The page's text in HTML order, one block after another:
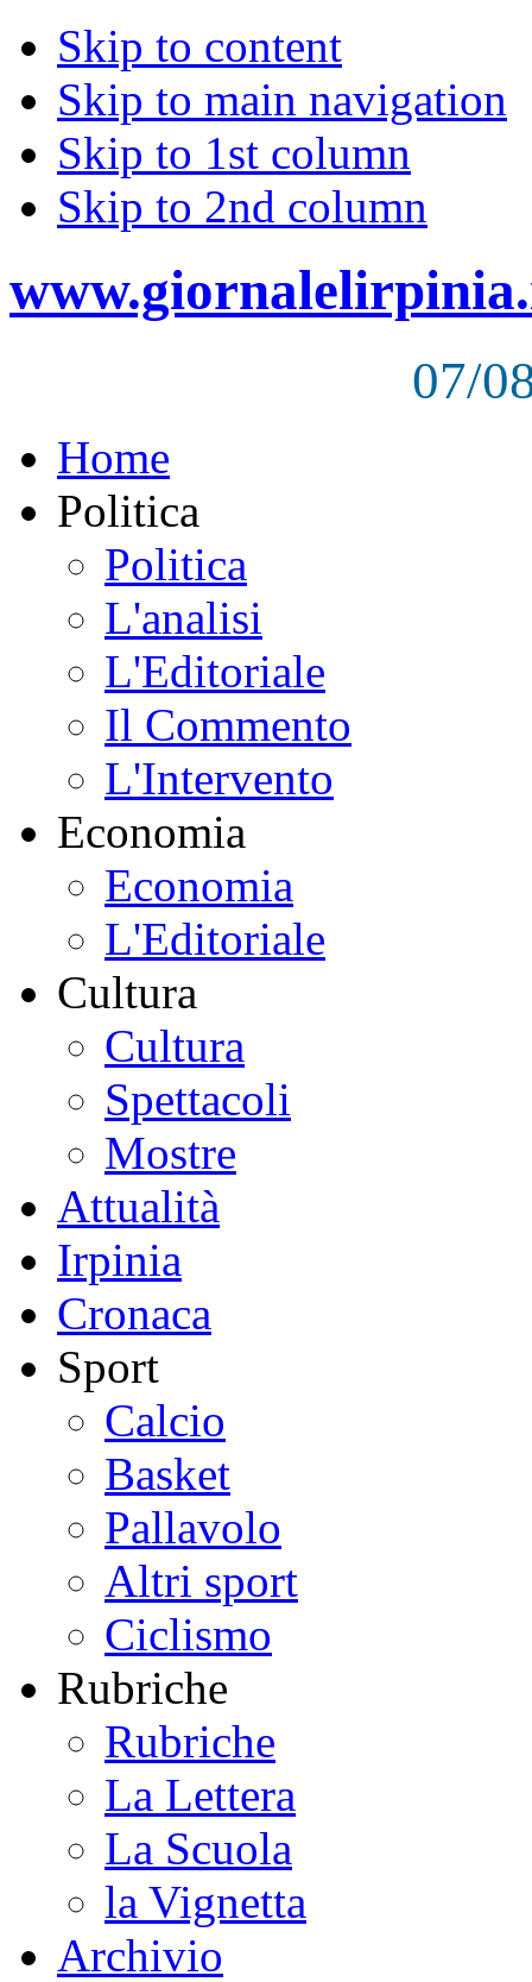
Skip to content
Skip to main navigation
Skip to 1st column
Skip to 2nd column
07/
Home
Politica
Politica
L'analisi
L'Editoriale
Il Commento
L'Intervento
Economia
Economia
L'Editoriale
Cultura
Cultura
Spettacoli
Mostre
Attualità
Irpinia
Cronaca
Sport
Calcio
Basket
Pallavolo
Altri sport
Ciclismo
Rubriche
Rubriche
La Lettera
La Scuola
la Vignetta
Archivio